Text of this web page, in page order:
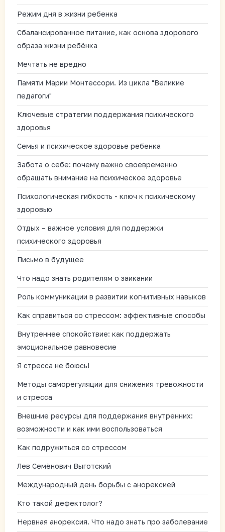
Режим дня в жизни ребенка
Сбалансированное питание, как основа здорового
образа жизни ребёнка
Мечтать не вредно
Памяти Марии Монтессори. Из цикла "Великие
педагоги"
Ключевые стратегии поддержания психического
здоровья
Семья и психическое здоровье ребенка
Забота о себе: почему важно своевременно
обращать внимание на психическое здоровье
Психологическая гибкость - ключ к психическому
здоровью
Отдых – важное условия для поддержки
психического здоровья
Письмо в будущее
Что надо знать родителям о заикании
Роль коммуникации в развитии когнитивных навыков
Как справиться со стрессом: эффективные способы
Внутреннее спокойствие: как поддержать
эмоциональное равновесие
Я стресса не боюсь!
Методы саморегуляции для снижения тревожности
и стресса
Внешние ресурсы для поддержания внутренних:
возможности и как ими воспользоваться
Как подружиться со стрессом
Лев Семёнович Выготский
Международный день борьбы с анорексией
Кто такой дефектолог?
Нервная анорексия. Что надо знать про заболевание